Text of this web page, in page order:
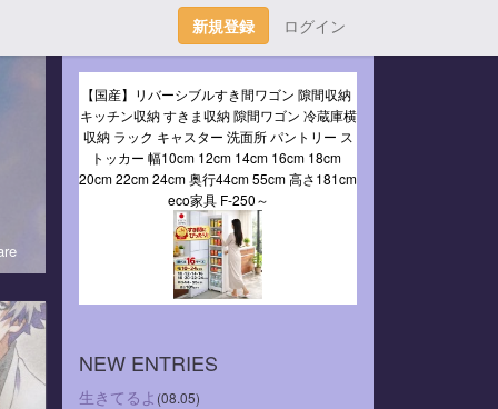
新規登録 ログイン
【国産】リバーシブルすき間ワゴン 隙間収納
キッチン収納 すきま収納 隙間ワゴン 冷蔵庫横
収納 ラック キャスター 洗面所 パントリー ス
トッカー 幅10cm 12cm 14cm 16cm 18cm
20cm 22cm 24cm 奥行44cm 55cm 高さ181cm
eco家具 F-250～
NEW ENTRIES
生きてるよ (08.05)